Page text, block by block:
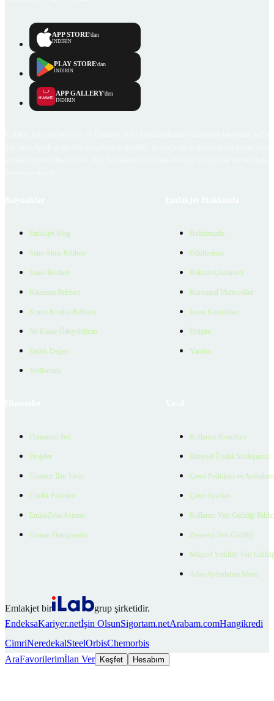
APP STORE'dan
İNDİRİN
PLAY STORE'dan
İNDİRİN
APP GALLERY'den
İNDİRİN
Emlakjet Blog
Satın Alma Rehberi
Satıcı Rehberi
Kiralama Rehberi
Konut Kredisi Rehberi
Ne Kadar Ödeyebilirim
Emlak Değeri
Verilerimiz
Hakkımızda
Ödüllerimiz
Reklam Çözümleri
Kurumsal Materyaller
İnsan Kaynakları
İletişim
Yardım
Danışman Bul
Projeler
Ücretsiz İlan Verin
Üyelik Paketleri
EmlakZeka Asistan
Uzman Danışmanlar
Kullanım Koşulları
Bireysel Üyelik Sözleşmesi
Çerez Politikası ve
Çerez Ayarları
Kullanıcı Veri Gizliliği
Ziyaretçi Veri Gizliliği
Müşteri Yetkilisi Veri
Aday Aydınlatma Metni
Emlakjet bir
grup şirketidir.
EndeksaKariyer.netİşin OlsunSigortam.netArabam.comHangikredi
CimriNeredekalSteelOrbisChemorbis
AraFavorilerimİlan Ver Keşfet Hesabım